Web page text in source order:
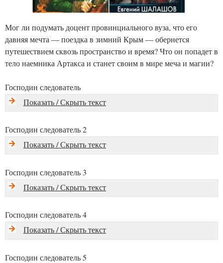
Мог ли подумать доцент провинциального вуза, что его
давняя мечта — поездка в зимний Крым — обернется
путешествием сквозь пространство и время? Что он попадет в
тело наемника Артакса и станет своим в мире меча и магии?
Господин следователь
Показать / Скрыть текст
Господин следователь 2
Показать / Скрыть текст
Господин следователь 3
Показать / Скрыть текст
Господин следователь 4
Показать / Скрыть текст
Господин следователь 5